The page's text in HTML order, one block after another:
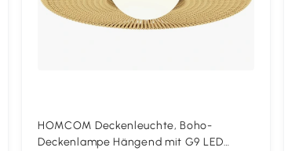
HOMCOM Deckenleuchte, Boho-
Deckenlampe Hängend mit G9 LED